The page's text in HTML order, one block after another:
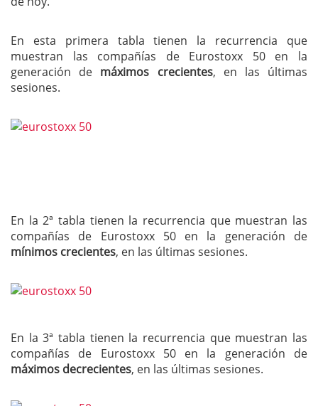
En esta primera tabla tienen la recurrencia que
muestran las compañías de Eurostoxx 50 en la
generación de máximos crecientes, en las últimas
sesiones.
En la 2ª tabla tienen la recurrencia que muestran las
compañías de Eurostoxx 50 en la generación de
mínimos crecientes, en las últimas sesiones.
En la 3ª tabla tienen la recurrencia que muestran las
compañías de Eurostoxx 50 en la generación de
máximos decrecientes, en las últimas sesiones.